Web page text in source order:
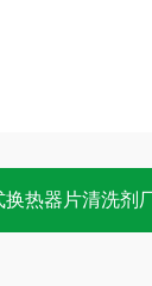
换热器片清洗剂